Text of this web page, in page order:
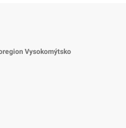
Vysokomýtsko